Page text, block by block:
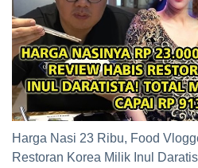
Harga Nasi 23 Ribu, Food
Restoran Korea Milik Inul